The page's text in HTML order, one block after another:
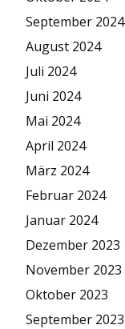
September 2024
August 2024
Juli 2024
Juni 2024
Mai 2024
April 2024
März 2024
Februar 2024
Januar 2024
Dezember 2023
November 2023
Oktober 2023
September 2023